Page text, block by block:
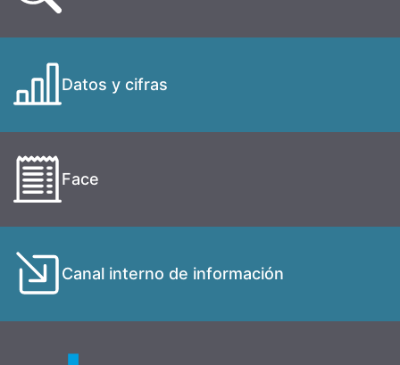
Datos y cifras
Face
Canal interno de información